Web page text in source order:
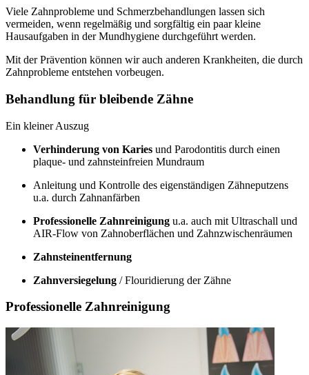
Viele Zahnprobleme und Schmerzbehandlungen lassen sich
vermeiden, wenn regelmäßig und sorgfältig ein paar kleine
Hausaufgaben in der Mundhygiene durchgeführt werden.
Mit der Prävention können wir auch anderen Krankheiten, die durch
Zahnprobleme entstehen vorbeugen.
Behandlung für bleibende Zähne
Ein kleiner Auszug
Verhinderung von Karies und Parodontitis durch einen
plaque- und zahnsteinfreien Mundraum
Anleitung und Kontrolle des eigenständigen Zähneputzens
u.a. durch Zahnanfärben
Professionelle Zahnreinigung u.a. auch mit Ultraschall und
AIR-Flow von Zahnoberflächen und Zahnzwischenräumen
Zahnsteinentfernung
Zahnversiegelung / Flouridierung der Zähne
Professionelle Zahnreinigung